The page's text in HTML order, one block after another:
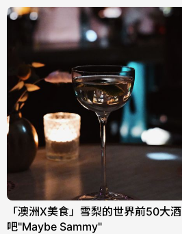
「澳洲X美食」雪梨的世界前50大酒
吧"Maybe Sammy"